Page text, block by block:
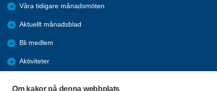
Om kakor på denna webbplats
Våra tidigare månadsmöten
Aktuellt månadsblad
Bli medlem
Aktiviteter